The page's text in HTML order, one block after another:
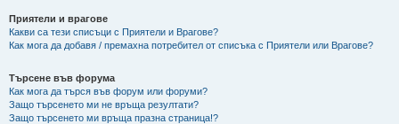
Приятели и врагове
Какви са тези списъци с Приятели и Врагове?
Как мога да добавя / премахна потребител от списъка с Приятели или Врагове?
Търсене във форума
Как мога да търся във форум или форуми?
Защо търсенето ми не връща резултати?
Защо търсенето ми връща празна страница!?